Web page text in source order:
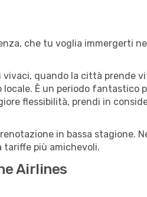
che tu voglia immergerti
quando la città prende
È un periodo fantastico
flessibilità, prendi in
in bassa stagione.
tariffe più amichevoli.
Airlines